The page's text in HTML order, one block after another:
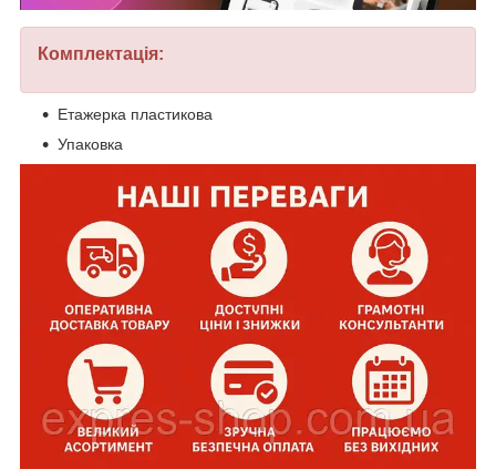
Комплектація:
Етажерка пластикова
Упаковка